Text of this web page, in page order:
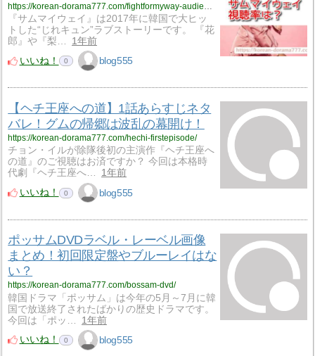
『サムマイウェイ』は2017年に韓国で大ヒッ
トした“じれキュン”ラブストーリーです。 『花
郎』や『梨…
1年前
いいね！
0 blog555
【ヘチ王座への道】1話あらすじネタ
バレ！グムの帰郷は波乱の幕開け！
https://korean-dorama777.com/hechi-firstepisode/
チョン・イルが除隊後初の主演作『ヘチ王座へ
の道』のご視聴はお済ですか？ 今回は本格時
代劇『ヘチ王座へ…
1年前
いいね！
0 blog555
ポッサムDVDラベル・レーベル画像
まとめ！初回限定盤やブルーレイはな
い？
https://korean-dorama777.com/bossam-dvd/
韓国ドラマ「ポッサム」は今年の5月～7月に韓
国で放送終了されたばかりの歴史ドラマです。
今回は「ポッ…
1年前
いいね！
0 blog555